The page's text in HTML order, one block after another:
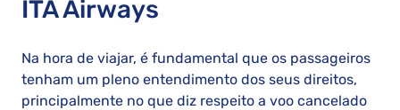
ITA Airways
Na hora de viajar, é fundamental que os passageiros
tenham um pleno entendimento dos seus direitos,
principalmente no que diz respeito a voo cancelado